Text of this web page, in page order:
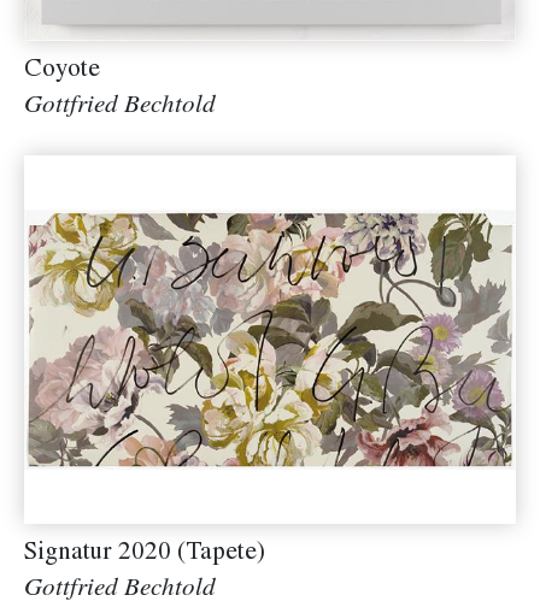
Coyote
Gottfried Bechtold
Signatur 2020 (Tapete)
Gottfried Bechtold